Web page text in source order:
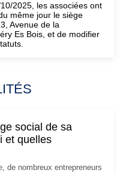
2025, les associées ont
même jour le siège
Avenue de la
Es Bois, et de modifier
social de sa
et quelles
de nombreux entrepreneurs